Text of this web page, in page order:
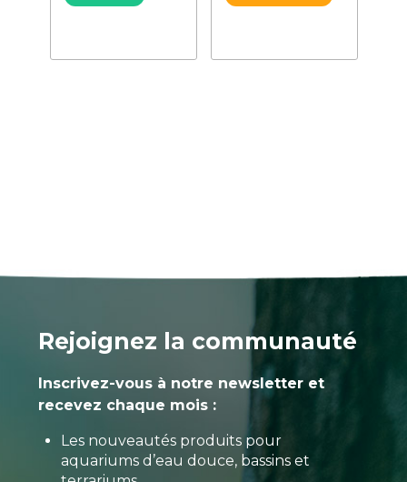
Rejoignez la communauté
Inscrivez-vous à notre newsletter et
recevez chaque mois :
Les nouveautés produits pour
aquariums d’eau douce, bassins et